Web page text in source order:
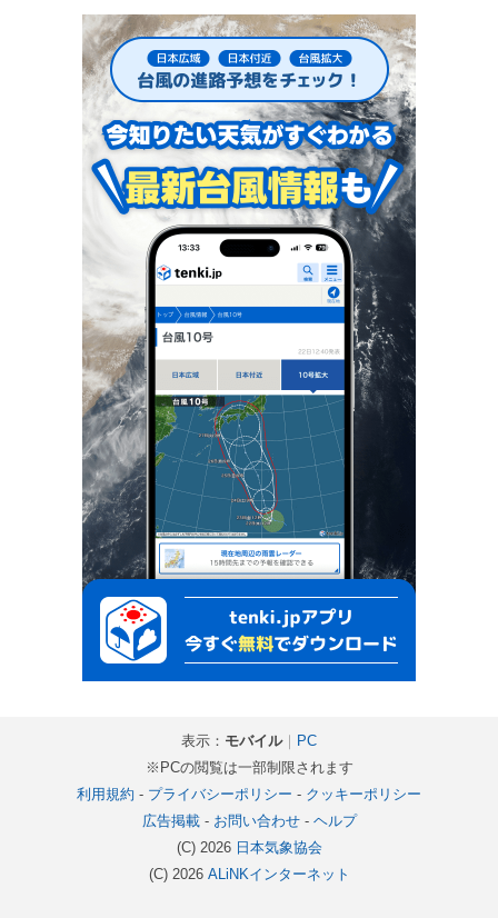
表示： モバイル｜ PC
※PCの閲覧は一部制限されます
利用規約 - プライバシーポリシー - クッキーポリシー
広告掲載- お問い合わせ- ヘルプ
(C) 2026 日本気象協会
(C) 2026 ALiNKインターネット